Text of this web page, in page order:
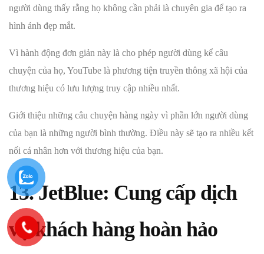
người dùng thấy rằng họ không cần phải là chuyên gia để tạo ra
hình ảnh đẹp mắt.
Vì hành động đơn giản này là cho phép người dùng kể câu
chuyện của họ, YouTube là phương tiện truyền thông xã hội của
thương hiệu có lưu lượng truy cập nhiều nhất.
Giới thiệu những câu chuyện hàng ngày vì phần lớn người dùng
của bạn là những người bình thường. Điều này sẽ tạo ra nhiều kết
nối cá nhân hơn với thương hiệu của bạn.
13. JetBlue: Cung cấp dịch
vụ khách hàng hoàn hảo